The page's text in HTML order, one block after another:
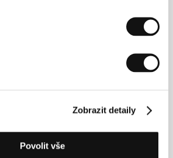
Zobrazit detaily
Povolit vše